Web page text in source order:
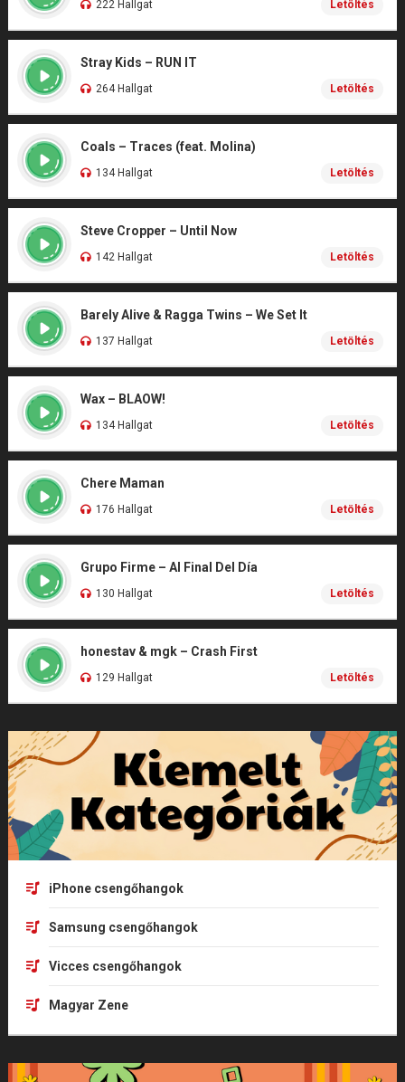
222 Hallgat Letöltés
Stray Kids – RUN IT
264 Hallgat Letöltés
Coals – Traces (feat. Molina)
134 Hallgat Letöltés
Steve Cropper – Until Now
142 Hallgat Letöltés
Barely Alive & Ragga Twins – We Set It
137 Hallgat Letöltés
Wax – BLAOW!
134 Hallgat Letöltés
Chere Maman
176 Hallgat Letöltés
Grupo Firme – Al Final Del Día
130 Hallgat Letöltés
honestav & mgk – Crash First
129 Hallgat Letöltés
iPhone csengőhangok
Samsung csengőhangok
Vicces csengőhangok
Magyar Zene